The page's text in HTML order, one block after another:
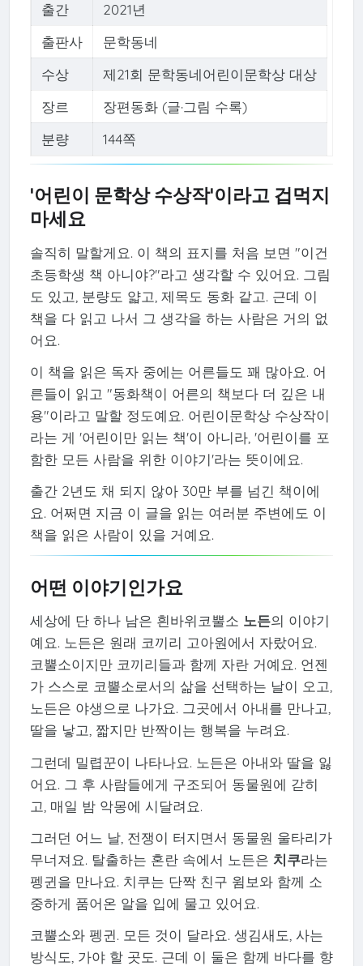
출간
2021년
출판사
문학동네
수상
제21회 문학동네어린이문학상 대상
장르
장편동화 (글·그림 수록)
분량
144쪽
'어린이 문학상 수상작'이라고 겁먹지
마세요
솔직히 말할게요. 이 책의 표지를 처음 보면 "이건
초등학생 책 아니야?"라고 생각할 수 있어요. 그림
도 있고, 분량도 얇고, 제목도 동화 같고. 근데 이
책을 다 읽고 나서 그 생각을 하는 사람은 거의 없
어요.
이 책을 읽은 독자 중에는 어른들도 꽤 많아요. 어
른들이 읽고 "동화책이 어른의 책보다 더 깊은 내
용"이라고 말할 정도예요. 어린이문학상 수상작이
라는 게 '어린이만 읽는 책'이 아니라, '어린이를 포
함한 모든 사람을 위한 이야기'라는 뜻이에요.
출간 2년도 채 되지 않아 30만 부를 넘긴 책이에
요. 어쩌면 지금 이 글을 읽는 여러분 주변에도 이
책을 읽은 사람이 있을 거예요.
어떤 이야기인가요
세상에 단 하나 남은 흰바위코뿔소 노든의 이야기
예요. 노든은 원래 코끼리 고아원에서 자랐어요.
코뿔소이지만 코끼리들과 함께 자란 거예요. 언젠
가 스스로 코뿔소로서의 삶을 선택하는 날이 오고,
노든은 야생으로 나가요. 그곳에서 아내를 만나고,
딸을 낳고, 짧지만 반짝이는 행복을 누려요.
그런데 밀렵꾼이 나타나요. 노든은 아내와 딸을 잃
어요. 그 후 사람들에게 구조되어 동물원에 갇히
고, 매일 밤 악몽에 시달려요.
그러던 어느 날, 전쟁이 터지면서 동물원 울타리가
무너져요. 탈출하는 혼란 속에서 노든은 치쿠라는
펭귄을 만나요. 치쿠는 단짝 친구 윔보와 함께 소
중하게 품어온 알을 입에 물고 있어요.
코뿔소와 펭귄. 모든 것이 달라요. 생김새도, 사는
방식도, 가야 할 곳도. 근데 이 둘은 함께 바다를 향